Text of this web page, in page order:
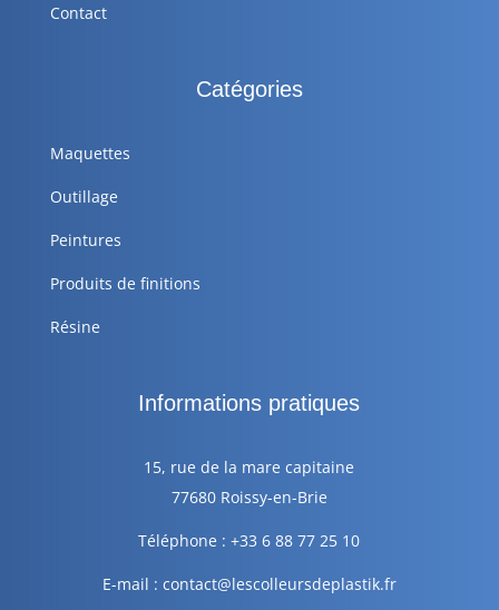
Contact
Catégories
Maquettes
Outillage
Peintures
Produits de finitions
Résine
Informations pratiques
15, rue de la mare capitaine
77680 Roissy-en-Brie
Téléphone : +33 6 88 77 25 10
E-mail : contact@lescolleursdeplastik.fr